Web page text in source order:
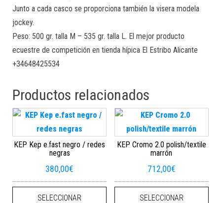
Junto a cada casco se proporciona también la visera modela
jockey.
Peso: 500 gr. talla M – 535 gr. talla L. El mejor producto
ecuestre de competición en tienda hípica El Estribo Alicante
+34648425534
Productos relacionados
KEP Kep e.fast negro / redes
negras
380,00€
SELECCIONAR
Este producto tiene múltiples
KEP Cromo 2.0 polish/textile
marrón
712,00€
SELECCIONAR